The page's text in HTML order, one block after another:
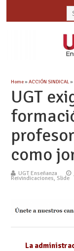
Home»ACCIÓN SINDICAL»
UGT
como
UGT Enseñanza
Reivindicaciones, Slide
La